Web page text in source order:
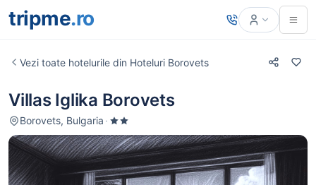
tripme.ro
Vezi toate hotelurile din Hoteluri Borovets
Villas Iglika Borovets
Borovets, Bulgaria ·